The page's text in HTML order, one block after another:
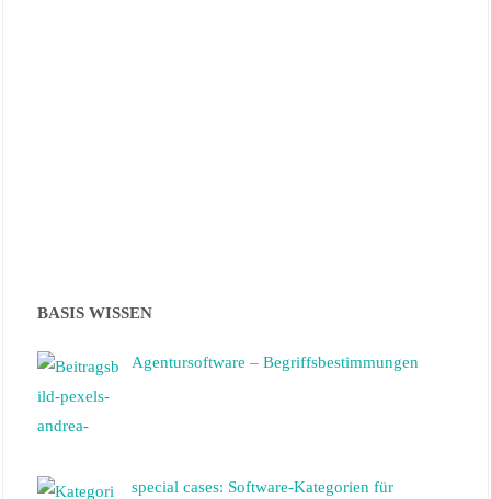
BASIS WISSEN
Agentursoftware – Begriffsbestimmungen
special cases: Software-Kategorien für